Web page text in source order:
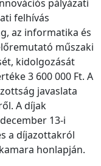
pályázati
felhívás
az informatika és
műszaki
kidolgozását
3 600 000 Ft. A
javaslata
A díjak
13-i
a díjazottakról
honlapján.